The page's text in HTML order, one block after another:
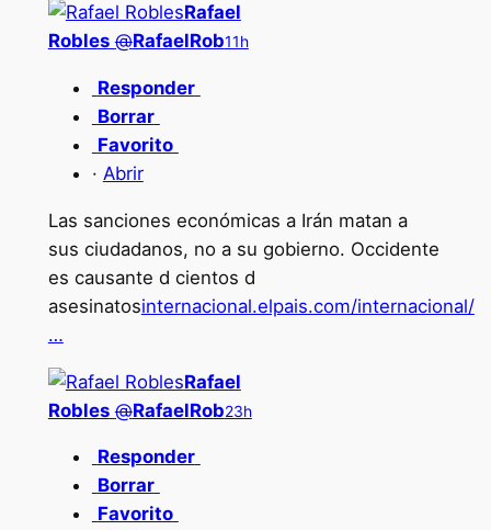
Rafael
Robles @RafaelRob11h
Responder
Borrar
Favorito
· Abrir
Las sanciones económicas a Irán matan a
sus ciudadanos, no a su gobierno. Occidente
es causante d cientos d
asesinatosinternacional.elpais.com/internacional/
…
Rafael
Robles @RafaelRob23h
Responder
Borrar
Favorito